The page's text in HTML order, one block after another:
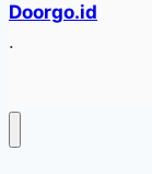
Doorgo.id
.